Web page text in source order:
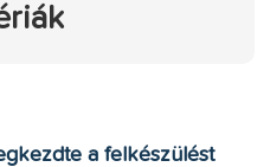
a felkészülést